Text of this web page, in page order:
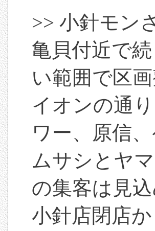
>> 小針モン
亀貝付近で
い範囲で区
イオンの通
ワー、原信
ムサシとヤ
の集客は見
小針店閉店